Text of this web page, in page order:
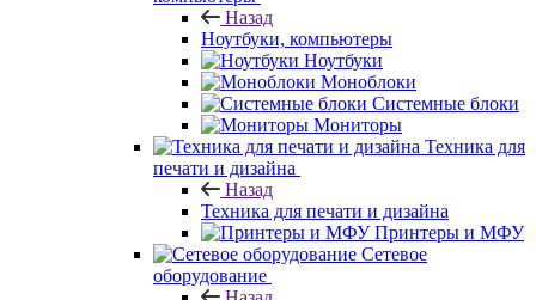
Назад
Ноутбуки, компьютеры
Ноутбуки
Моноблоки
Системные блоки
Мониторы
Техника для
печати и дизайна
Назад
Техника для печати и дизайна
Принтеры и МФУ
Сетевое
оборудование